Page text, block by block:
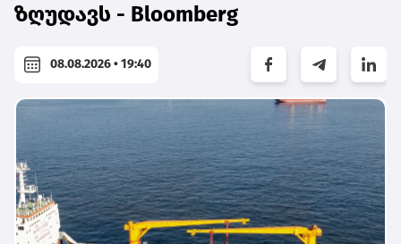
ზღუდავს - Bloomberg
08.08.2026 • 19:40